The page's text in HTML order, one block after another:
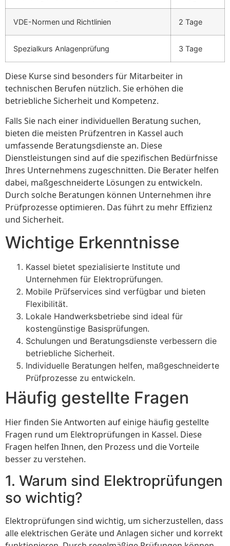
VDE-Normen und Richtlinien 2 Tage
Spezialkurs Anlagenprüfung 3 Tage
Diese Kurse sind besonders für Mitarbeiter in
technischen Berufen nützlich. Sie erhöhen die
betriebliche Sicherheit und Kompetenz.
Falls Sie nach einer individuellen Beratung suchen,
bieten die meisten Prüfzentren in Kassel auch
umfassende Beratungsdienste an. Diese
Dienstleistungen sind auf die spezifischen Bedürfnisse
Ihres Unternehmens zugeschnitten. Die Berater helfen
dabei, maßgeschneiderte Lösungen zu entwickeln.
Durch solche Beratungen können Unternehmen ihre
Prüfprozesse optimieren. Das führt zu mehr Effizienz
und Sicherheit.
Wichtige Erkenntnisse
Kassel bietet spezialisierte Institute und
Unternehmen für Elektroprüfungen.
Mobile Prüfservices sind verfügbar und bieten
Flexibilität.
Lokale Handwerksbetriebe sind ideal für
kostengünstige Basisprüfungen.
Schulungen und Beratungsdienste verbessern die
betriebliche Sicherheit.
Individuelle Beratungen helfen, maßgeschneiderte
Prüfprozesse zu entwickeln.
Häufig gestellte Fragen
Hier finden Sie Antworten auf einige häufig gestellte
Fragen rund um Elektroprüfungen in Kassel. Diese
Fragen helfen Ihnen, den Prozess und die Vorteile
besser zu verstehen.
1. Warum sind Elektroprüfungen
so wichtig?
Elektroprüfungen sind wichtig, um sicherzustellen, dass
alle elektrischen Geräte und Anlagen sicher und korrekt